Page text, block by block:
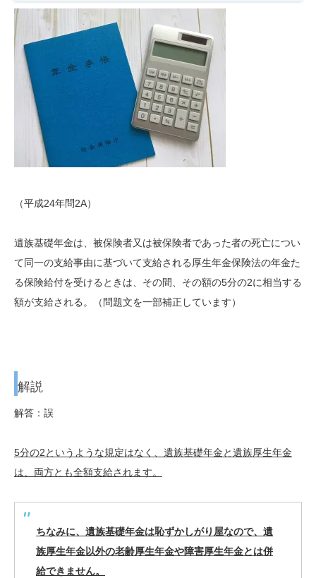
（平成24年問2A）
遺族基礎年金は、被保険者又は被保険者であった者の死亡につい
て同一の支給事由に基づいて支給される厚生年金保険法の年金た
る保険給付を受けるときは、その間、その額の5分の2に相当する
額が支給される。（問題文を一部補正しています）
解説
解答：誤
5分の2というような規定はなく、遺族基礎年金と遺族厚生年金
は、両方とも全額支給されます。
ちなみに、遺族基礎年金は恥ずかしがり屋なので、遺
族厚生年金以外の老齢厚生年金や障害厚生年金とは併
給できません。